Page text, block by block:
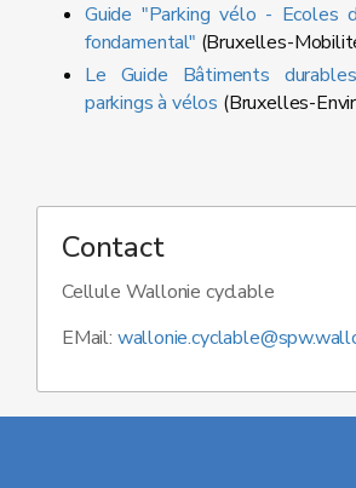
Guide "Parking vélo - Ecoles
fondamental" (Bruxelles-
Le Guide Bâtiments
parkings à vélos (Bruxelles-
Contact
Cellule Wallonie cyclable
EMail: